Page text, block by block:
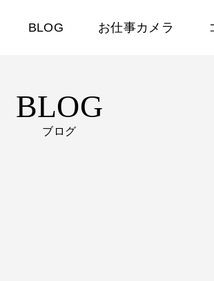
BLOG お仕事カメラ
BLOG
ブログ